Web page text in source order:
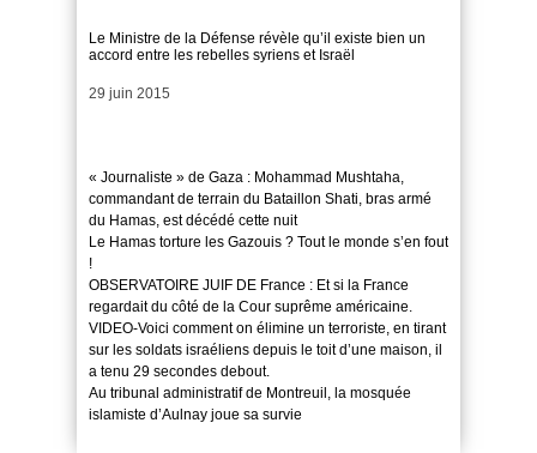
Le Ministre de la Défense révèle qu’il existe bien un
accord entre les rebelles syriens et Israël
Date
29 juin 2015
« Journaliste » de Gaza : Mohammad Mushtaha,
commandant de terrain du Bataillon Shati, bras armé
du Hamas, est décédé cette nuit
Le Hamas torture les Gazouis ? Tout le monde s’en fout
!
OBSERVATOIRE JUIF DE France : Et si la France
regardait du côté de la Cour suprême américaine.
VIDEO-Voici comment on élimine un terroriste, en tirant
sur les soldats israéliens depuis le toit d’une maison, il
a tenu 29 secondes debout.
Au tribunal administratif de Montreuil, la mosquée
islamiste d’Aulnay joue sa survie